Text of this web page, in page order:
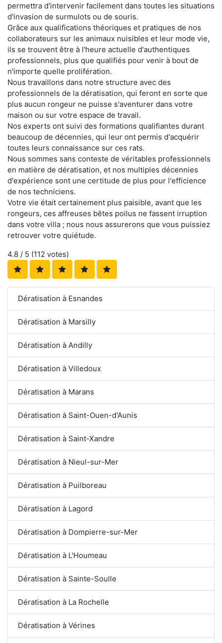
permettra d'intervenir facilement dans toutes les situations
d'invasion de surmulots ou de souris.
Grâce aux qualifications théoriques et pratiques de nos
collaborateurs sur les animaux nuisibles et leur mode vie,
ils se trouvent être à l'heure actuelle d'authentiques
professionnels, plus que qualifiés pour venir à bout de
n'importe quelle prolifération.
Nous travaillons dans notre structure avec des
professionnels de la dératisation, qui feront en sorte que
plus aucun rongeur ne puisse s'aventurer dans votre
maison ou sur votre espace de travail.
Nos experts ont suivi des formations qualifiantes durant
beaucoup de décennies, qui leur ont permis d'acquérir
toutes leurs connaissance sur ces rats.
Nous sommes sans conteste de véritables professionnels
en matière de dératisation, et nos multiples décennies
d'expérience sont une certitude de plus pour l'efficience
de nos techniciens.
Votre vie était certainement plus paisible, avant que les
rongeurs, ces affreuses bêtes poilus ne fassent irruption
dans votre villa ; nous nous assurerons que vous puissiez
retrouver votre quiétude.
4.8 / 5 (112 votes)
Dératisation à Esnandes
Dératisation à Marsilly
Dératisation à Andilly
Dératisation à Villedoux
Dératisation à Marans
Dératisation à Saint-Ouen-d'Aunis
Dératisation à Saint-Xandre
Dératisation à Nieul-sur-Mer
Dératisation à Puilboreau
Dératisation à Lagord
Dératisation à Dompierre-sur-Mer
Dératisation à L'Houmeau
Dératisation à Sainte-Soulle
Dératisation à La Rochelle
Dératisation à Vérines